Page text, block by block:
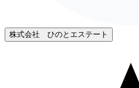
株式会社 ひのとエステート